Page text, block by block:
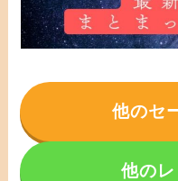
他のセ
他の